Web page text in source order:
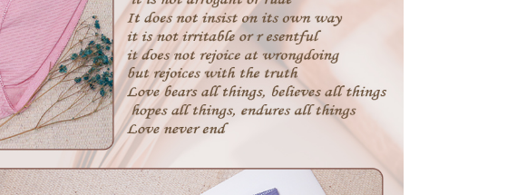
https://aftee.tw/terms/#terms3
３．未成年的使用者請事先徵得法定代理人或監護人之同意方可使用
「AFTEE先享後付」，若未經同意申辦者引起之損失，本公司不負相關責
任。
４．使用「AFTEE先享後付」時，將依據個別帳號之用戶狀況，依本公司
即時審查核予不同之上限額度；若仍有額度不足之情形，本公司將視審查
結果請求用戶進行身份認證。
５．嚴禁一人註冊多個帳號或使用他人資訊註冊。若發現惡意使用之情
形，恩沛科技股份有限公司將有權停止該用戶之使用額度並採取法律行
動。